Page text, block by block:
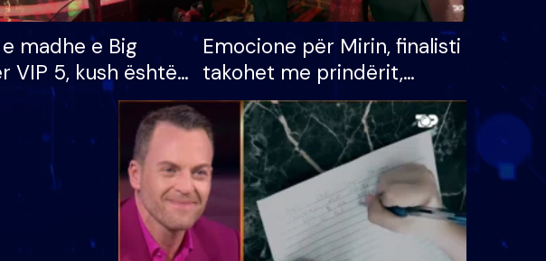
madhe e Big
VIP 5, kush është
i parë që lë shtëpinë
mundësinë për
çmimin e madh
Emocione për Mirin, finalisti
takohet me prindërit,
vajzën dhe bashkëshorten:
S’kemi ndonjë letër divorci
apo jo?